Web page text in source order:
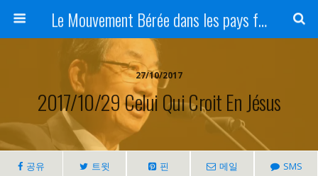
Le Mouvement Bérée dans les pays francophones
27/10/2017
2017/10/29 Celui Qui Croit En Jésus
공유 트윗 핀 메일 SMS